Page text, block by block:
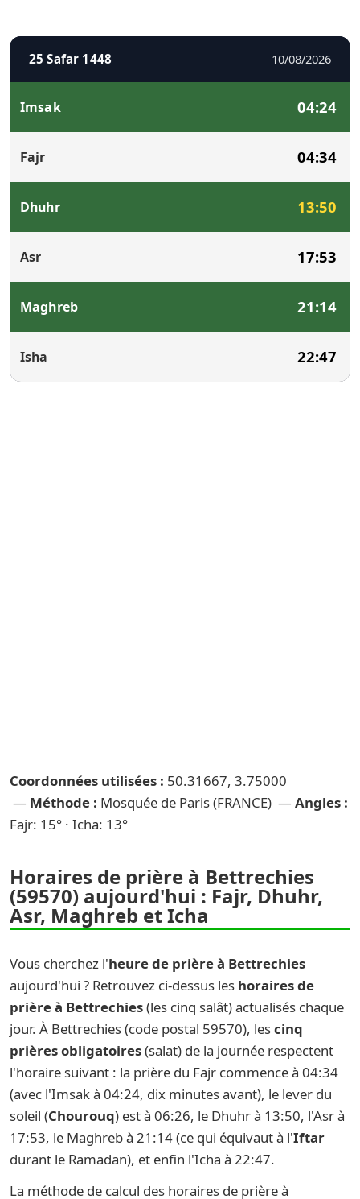
25 Safar 1448 10/08/2026
Imsak 04:24
Fajr 04:34
Dhuhr 13:50
Asr 17:53
Maghreb 21:14
Isha 22:47
Coordonnées utilisées : 50.31667, 3.75000
— Méthode : Mosquée de Paris (FRANCE) — Angles :
Fajr: 15° · Icha: 13°
Horaires de prière à Bettrechies
(59570) aujourd'hui : Fajr, Dhuhr,
Asr, Maghreb et Icha
Vous cherchez l'heure de prière à Bettrechies
aujourd'hui ? Retrouvez ci-dessus les horaires de
prière à Bettrechies(les cinq salât) actualisés chaque
jour. À Bettrechies (code postal 59570), lescinq
prières obligatoires(salat) de la journée respectent
l'horaire suivant : la prière du Fajr commence à 04:34
(avec l'Imsak à 04:24, dix minutes avant), le lever du
soleil (Chourouq) est à 06:26, le Dhuhr à 13:50, l'Asr à
17:53, le Maghreb à 21:14 (ce qui équivaut à l'Iftar
durant le Ramadan), et enfin l'Icha à 22:47.
La méthode de calcul des horaires de prière à